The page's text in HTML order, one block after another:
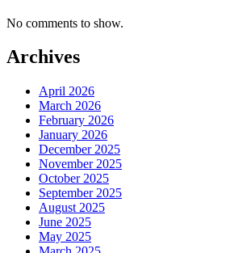
No comments to show.
Archives
April 2026
March 2026
February 2026
January 2026
December 2025
November 2025
October 2025
September 2025
August 2025
June 2025
May 2025